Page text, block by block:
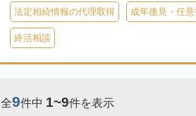
法定相続情報の代理取得 成年後見・任
終活相談
全9件中 1~9件を表示